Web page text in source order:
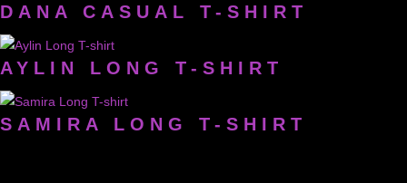
DANA CASUAL T-SHIRT
AYLIN LONG T-SHIRT
SAMIRA LONG T-SHIRT